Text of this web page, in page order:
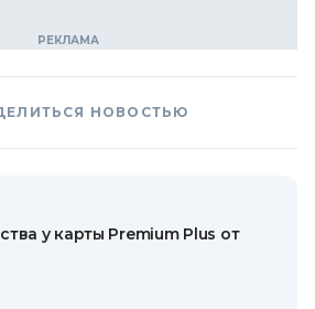
НОВОСТЬЮ
у карты Premium Plus от